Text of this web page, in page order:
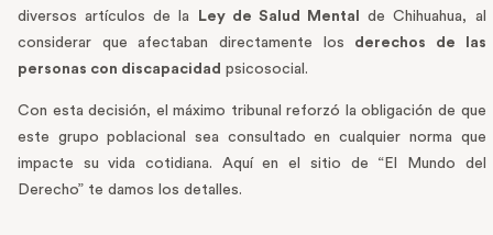
diversos artículos de la
Ley de Salud Mental
de Chihuahua, al
considerar que afectaban directamente los derechos de las
personas con discapacidad psicosocial.
Con esta decisión, el máximo tribunal reforzó la obligación de que
este grupo poblacional sea consultado en cualquier norma que
impacte su vida cotidiana. Aquí en el sitio de “El Mundo del
Derecho” te damos los detalles.